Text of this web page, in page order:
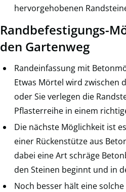
hervorgehobenen
Randbefestigungs-
den Gartenweg
Randeinfassung mit
Etwas Mörtel wird zwischen
oder Sie verlegen die
Pflasterreihe in einem
Die nächste Möglichkeit ist
einer Rückenstütze aus
dabei eine Art schräge
den Steinen beginnt und in
Noch besser hält eine